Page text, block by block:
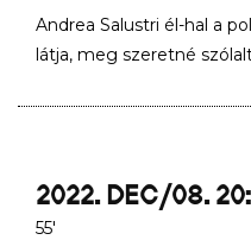
Andrea Salustri él-hal a
látja, meg szeretné
2022. DEC/08.
55'